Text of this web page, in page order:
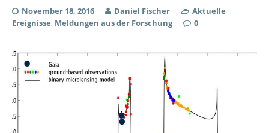
November 18, 2016 Daniel Fischer
Aktuelle
Ereignisse, Meldungen aus der Forschung 0